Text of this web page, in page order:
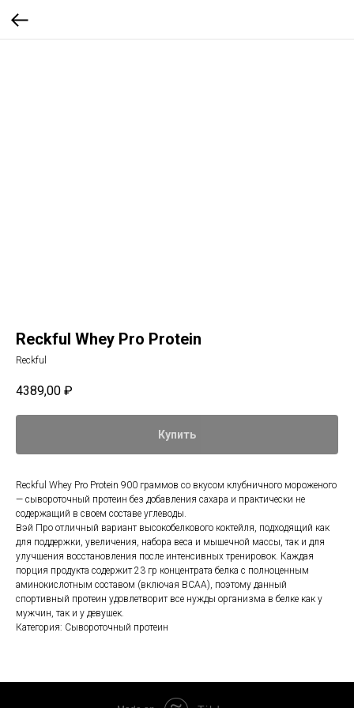
Reckful Whey Pro Protein
Reckful
4389,00 ₽
Купить
Reckful Whey Pro Protein 900 граммов со вкусом клубничного мороженого
— сывороточный протеин без добавления сахара и практически не
содержащий в своем составе углеводы.
Вэй Про отличный вариант высокобелкового коктейля, подходящий как
для поддержки, увеличения, набора веса и мышечной массы, так и для
улучшения восстановления после интенсивных тренировок. Каждая
порция продукта содержит 23 гр концентрата белка с полноценным
аминокислотным составом (включая BCAA), поэтому данный
спортивный протеин удовлетворит все нужды организма в белке как у
мужчин, так и у девушек.
Категория: Сывороточный протеин